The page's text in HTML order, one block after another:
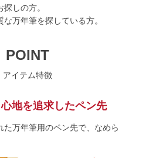
しの方。
万年筆を探している方。
POINT
アイテム特徴
地を追求したペン先
た万年筆用のペン先で、なめら